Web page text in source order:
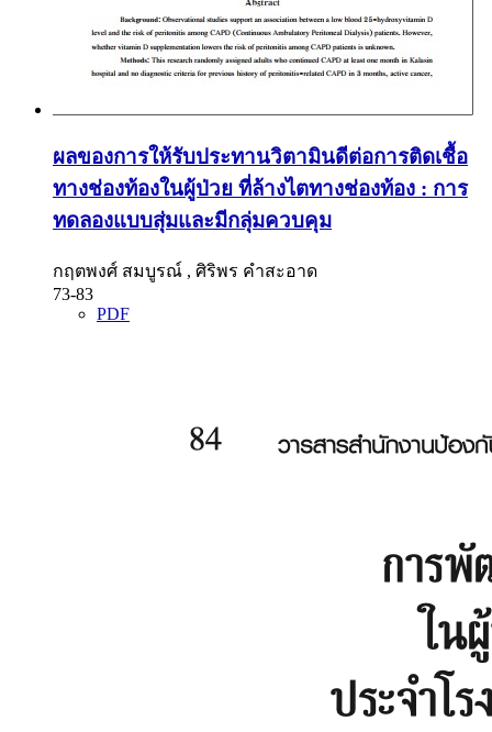
ผลของการให้รับประทานวิตามินดีต่อการติดเชื้อ
ทางช่องท้องในผู้ป่วย ที่ล้างไตทางช่องท้อง : การ
ทดลองแบบสุ่มและมีกลุ่มควบคุม
กฤตพงศ์ สมบูรณ์ , ศิริพร คำสะอาด
73-83
PDF